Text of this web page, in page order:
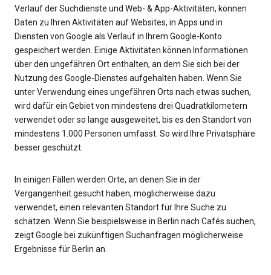
Verlauf der Suchdienste und Web- & App-Aktivitäten, können
Daten zu Ihren Aktivitäten auf Websites, in Apps und in
Diensten von Google als Verlauf in Ihrem Google-Konto
gespeichert werden. Einige Aktivitäten können Informationen
über den ungefähren Ort enthalten, an dem Sie sich bei der
Nutzung des Google-Dienstes aufgehalten haben. Wenn Sie
unter Verwendung eines ungefähren Orts nach etwas suchen,
wird dafür ein Gebiet von mindestens drei Quadratkilometern
verwendet oder so lange ausgeweitet, bis es den Standort von
mindestens 1.000 Personen umfasst. So wird Ihre Privatsphäre
besser geschützt.
In einigen Fällen werden Orte, an denen Sie in der
Vergangenheit gesucht haben, möglicherweise dazu
verwendet, einen relevanten Standort für Ihre Suche zu
schätzen. Wenn Sie beispielsweise in Berlin nach Cafés suchen,
zeigt Google bei zukünftigen Suchanfragen möglicherweise
Ergebnisse für Berlin an.